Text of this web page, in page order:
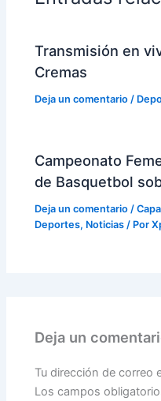
Transmisión en
Cremas
Deja un comentario /
Campeonato
de Basquetbol
Deja un comentario /
Deportes, Noticias / Por
Deja un
Tu dirección de correo
Los campos